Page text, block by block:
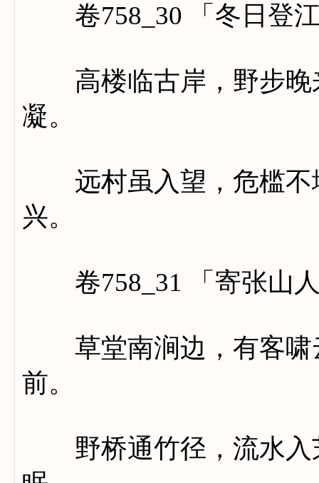
卷758_30 「冬日登
高楼临古岸，野步晚
凝。
远村虽入望，危槛不
兴。
卷758_31 「寄张山
草堂南涧边，有客啸
前。
野桥通竹径，流水入